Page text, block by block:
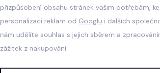
přizpůsobení obsahu stránek vašim potřebám,
personalizaci reklam od Googlu i dalších
nám udělíte souhlas s jejich sběrem a
zážitek z nakupování.